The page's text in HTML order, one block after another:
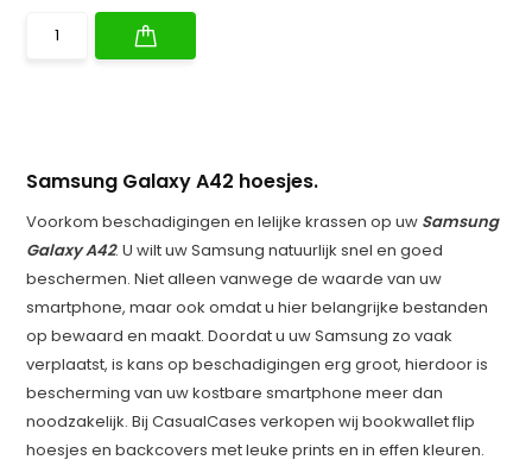
Samsung Galaxy A42 hoesjes.
Voorkom beschadigingen en lelijke krassen op uw Samsung
Galaxy A42. U wilt uw Samsung natuurlijk snel en goed
beschermen. Niet alleen vanwege de waarde van uw
smartphone, maar ook omdat u hier belangrijke bestanden
op bewaard en maakt. Doordat u uw Samsung zo vaak
verplaatst, is kans op beschadigingen erg groot, hierdoor is
bescherming van uw kostbare smartphone meer dan
noodzakelijk. Bij CasualCases verkopen wij bookwallet flip
hoesjes en backcovers met leuke prints en in effen kleuren.